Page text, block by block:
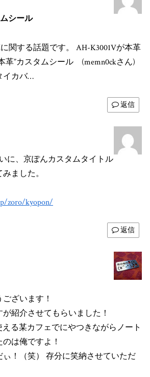
シール
関する話題です。 AH-K3001Vが本革
革”カスタムシール (memn0ckさん)
イカバ…
返信
に、京ぽんカスタムタイトル
ました。
zoro/kyopon/
返信
ざいます！
紹介させてもらいました！
る某カフェでにやつきながらノート
は俺ですよ！
ぃ！（笑） 存分に笑納させていただ